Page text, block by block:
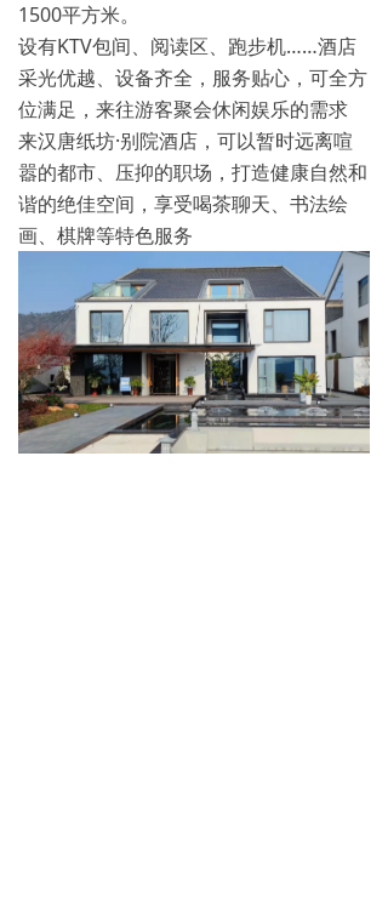
1500平方米。
设有KTV包间、阅读区、跑步机……酒店
采光优越、设备齐全，服务贴心，可全方
位满足，来往游客聚会休闲娱乐的需求
来汉唐纸坊·别院酒店，可以暂时远离喧
嚣的都市、压抑的职场，打造健康自然和
谐的绝佳空间，享受喝茶聊天、书法绘
画、棋牌等特色服务